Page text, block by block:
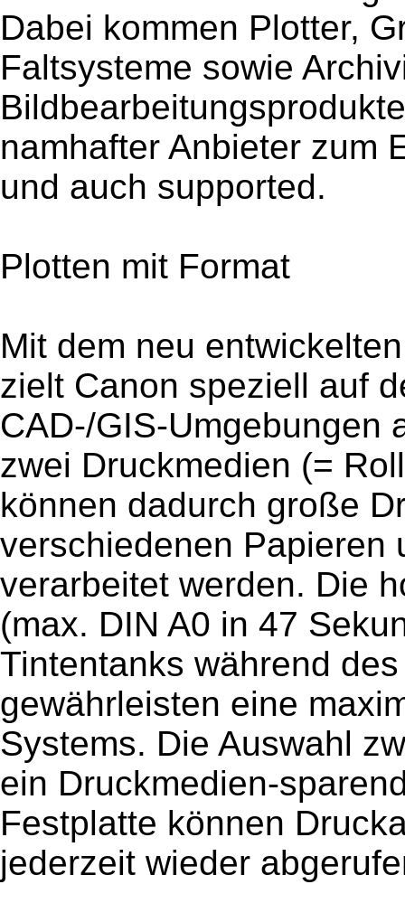
Dabei kommen Plotter,
Faltsysteme sowie
namhafter Anbieter zum
und auch supported.
Plotten mit Format
Mit dem neu
zielt Canon speziell auf
CAD-/GIS-Umgebungen
zwei Druckmedien (=
können dadurch große
verschiedenen Papieren
verarbeitet werden. Die
(max. DIN A0 in 47
Tintentanks während
gewährleisten eine
Systems. Die Auswahl
ein Druckmedien-
Festplatte können
jederzeit wieder